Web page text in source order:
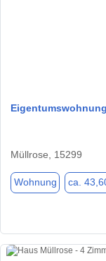
Müllrose, 15299
Wohnung ca.